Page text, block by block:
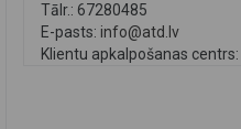
Tālr.: 67280485
E-pasts: info@atd.lv
Klientu apkalpošanas centrs: